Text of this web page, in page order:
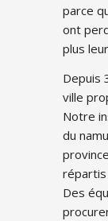
parce
ont
plus
Depuis
ville
Notre
du
répartis
Des